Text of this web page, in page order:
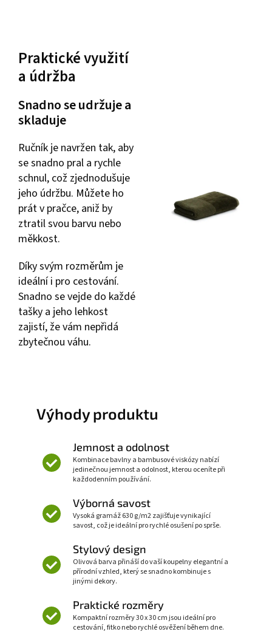
Praktické využití
a údržba
Snadno se udržuje a
skladuje
Ručník je navržen tak, aby
se snadno pral a rychle
schnul, což zjednodušuje
jeho údržbu. Můžete ho
prát v pračce, aniž by
ztratil svou barvu nebo
měkkost.
Díky svým rozměrům je
ideální i pro cestování.
Snadno se vejde do každé
tašky a jeho lehkost
zajistí, že vám nepřidá
zbytečnou váhu.
Výhody produktu
Jemnost a odolnost
Kombinace bavlny a bambusové viskózy nabízí
jedinečnou jemnost a odolnost, kterou oceníte při
každodenním používání.
Výborná savost
Vysoká gramáž 630 g/m2 zajišťuje vynikající
savost, což je ideální pro rychlé osušení po sprše.
Stylový design
Olivová barva přináší do vaší koupelny elegantní a
přírodní vzhled, který se snadno kombinuje s
jinými dekory.
Praktické rozměry
Kompaktní rozměry 30 x 30 cm jsou ideální pro
cestování, fitko nebo rychlé osvěžení během dne.